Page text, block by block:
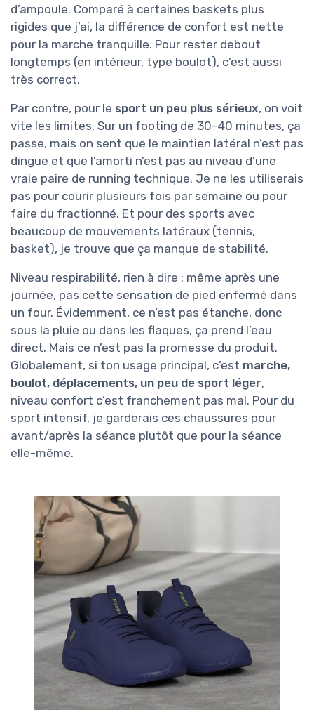
d’ampoule. Comparé à certaines baskets plus
rigides que j’ai, la différence de confort est nette
pour la marche tranquille. Pour rester debout
longtemps (en intérieur, type boulot), c’est aussi
très correct.
Par contre, pour le sport un peu plus sérieux, on voit
vite les limites. Sur un footing de 30–40 minutes, ça
passe, mais on sent que le maintien latéral n’est pas
dingue et que l’amorti n’est pas au niveau d’une
vraie paire de running technique. Je ne les utiliserais
pas pour courir plusieurs fois par semaine ou pour
faire du fractionné. Et pour des sports avec
beaucoup de mouvements latéraux (tennis,
basket), je trouve que ça manque de stabilité.
Niveau respirabilité, rien à dire : même après une
journée, pas cette sensation de pied enfermé dans
un four. Évidemment, ce n’est pas étanche, donc
sous la pluie ou dans les flaques, ça prend l’eau
direct. Mais ce n’est pas la promesse du produit.
Globalement, si ton usage principal, c’est marche,
boulot, déplacements, un peu de sport léger,
niveau confort c’est franchement pas mal. Pour du
sport intensif, je garderais ces chaussures pour
avant/après la séance plutôt que pour la séance
elle-même.